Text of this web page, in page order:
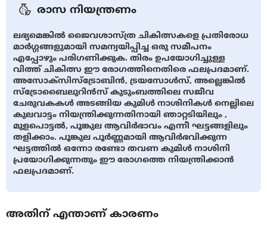
രാസ നിയന്ത്രണം
ലഭ്യമെങ്കില്‍ ജൈവശാസ്ത്ര ചികിത്സകളെ പ്രതിരോധ
മാര്‍ഗ്ഗങ്ങളുമായി സമന്വയിപ്പിച്ച ഒരു സമീപനം
എപ്പോഴും പരിഗണിക്കുക. തിരം ഉപയോഗിച്ചുള്ള
വിത്ത് ചികിത്സ ഈ രോഗത്തിനെതിരെ ഫലപ്രദമാണ്.
അസോക്സിസ്ട്രോബിന്‍, ട്രയസോള്‍സ്, അല്ലെങ്കില്‍
സ്ട്രോബൈലുറിന്‍സ് കുടുംബത്തിലെ സജീവ
ചേരുവകകള്‍ അടങ്ങിയ കുമിള്‍ നാശിനികള്‍ നെല്ലിലെ
കുലവാട്ടം നിയന്ത്രിക്കുന്നതിനായി ഞാറ്റടിയിലും ,
മുളപൊട്ടല്‍, പൂങ്കുല ആവിര്‍ഭാവം എന്നീ ഘട്ടങ്ങളിലും
തളിക്കാം. പൂങ്കുല പൂര്‍ണ്ണമായി ആവിര്‍ഭവിക്കുന്ന
ഘട്ടത്തില്‍ ഒന്നോ രണ്ടോ തവണ കുമിള്‍ നാശിനി
പ്രയോഗിക്കുന്നതും ഈ രോഗത്തെ നിയന്ത്രിക്കാന്‍
ഫലപ്രദമാണ്.
അതിന് എന്താണ് കാരണം